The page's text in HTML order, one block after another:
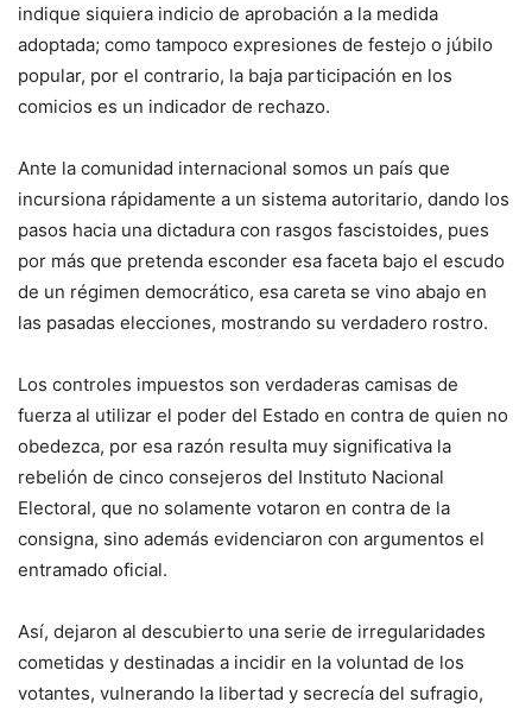
indique siquiera indicio de aprobación a la medida
adoptada; como tampoco expresiones de festejo o júbilo
popular, por el contrario, la baja participación en los
comicios es un indicador de rechazo.
Ante la comunidad internacional somos un país que
incursiona rápidamente a un sistema autoritario, dando los
pasos hacia una dictadura con rasgos fascistoides, pues
por más que pretenda esconder esa faceta bajo el escudo
de un régimen democrático, esa careta se vino abajo en
las pasadas elecciones, mostrando su verdadero rostro.
Los controles impuestos son verdaderas camisas de
fuerza al utilizar el poder del Estado en contra de quien no
obedezca, por esa razón resulta muy significativa la
rebelión de cinco consejeros del Instituto Nacional
Electoral, que no solamente votaron en contra de la
consigna, sino además evidenciaron con argumentos el
entramado oficial.
Así, dejaron al descubierto una serie de irregularidades
cometidas y destinadas a incidir en la voluntad de los
votantes, vulnerando la libertad y secrecía del sufragio,